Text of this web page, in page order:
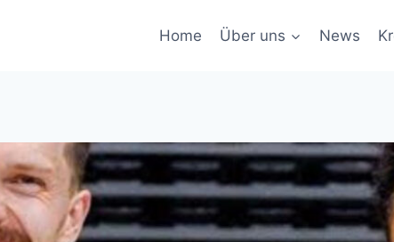
Home Über uns News